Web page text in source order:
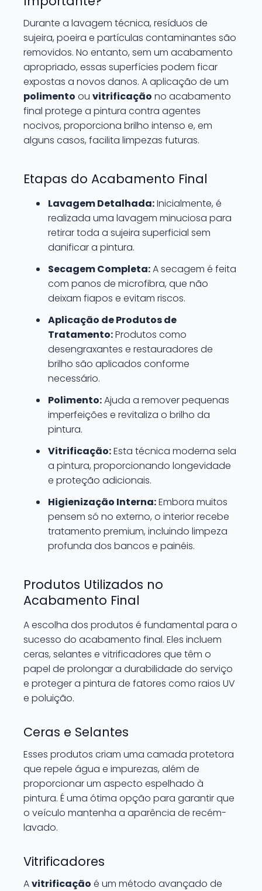
Durante a lavagem técnica, resíduos de
sujeira, poeira e partículas contaminantes são
removidos. No entanto, sem um acabamento
apropriado, essas superfícies podem ficar
expostas a novos danos. A aplicação de um
polimento ou vitrificação no acabamento
final protege a pintura contra agentes
nocivos, proporciona brilho intenso e, em
alguns casos, facilita limpezas futuras.
Etapas do Acabamento Final
Lavagem Detalhada:Inicialmente, é
realizada uma lavagem minuciosa para
retirar toda a sujeira superficial sem
danificar a pintura.
Secagem Completa:A secagem é feita
com panos de microfibra, que não
deixam fiapos e evitam riscos.
Aplicação de Produtos de
Tratamento:Produtos como
desengraxantes e restauradores de
brilho são aplicados conforme
necessário.
Polimento:Ajuda a remover pequenas
imperfeições e revitaliza o brilho da
pintura.
Vitrificação:Esta técnica moderna sela
a pintura, proporcionando longevidade
e proteção adicionais.
Higienização Interna:Embora muitos
pensem só no externo, o interior recebe
tratamento premium, incluindo limpeza
profunda dos bancos e painéis.
Produtos Utilizados no
Acabamento Final
A escolha dos produtos é fundamental para o
sucesso do acabamento final. Eles incluem
ceras, selantes e vitrificadores que têm o
papel de prolongar a durabilidade do serviço
e proteger a pintura de fatores como raios UV
e poluição.
Ceras e Selantes
Esses produtos criam uma camada protetora
que repele água e impurezas, além de
proporcionar um aspecto espelhado à
pintura. É uma ótima opção para garantir que
o veículo mantenha a aparência de recém-
lavado.
Vitrificadores
Avitrificação é um método avançado de